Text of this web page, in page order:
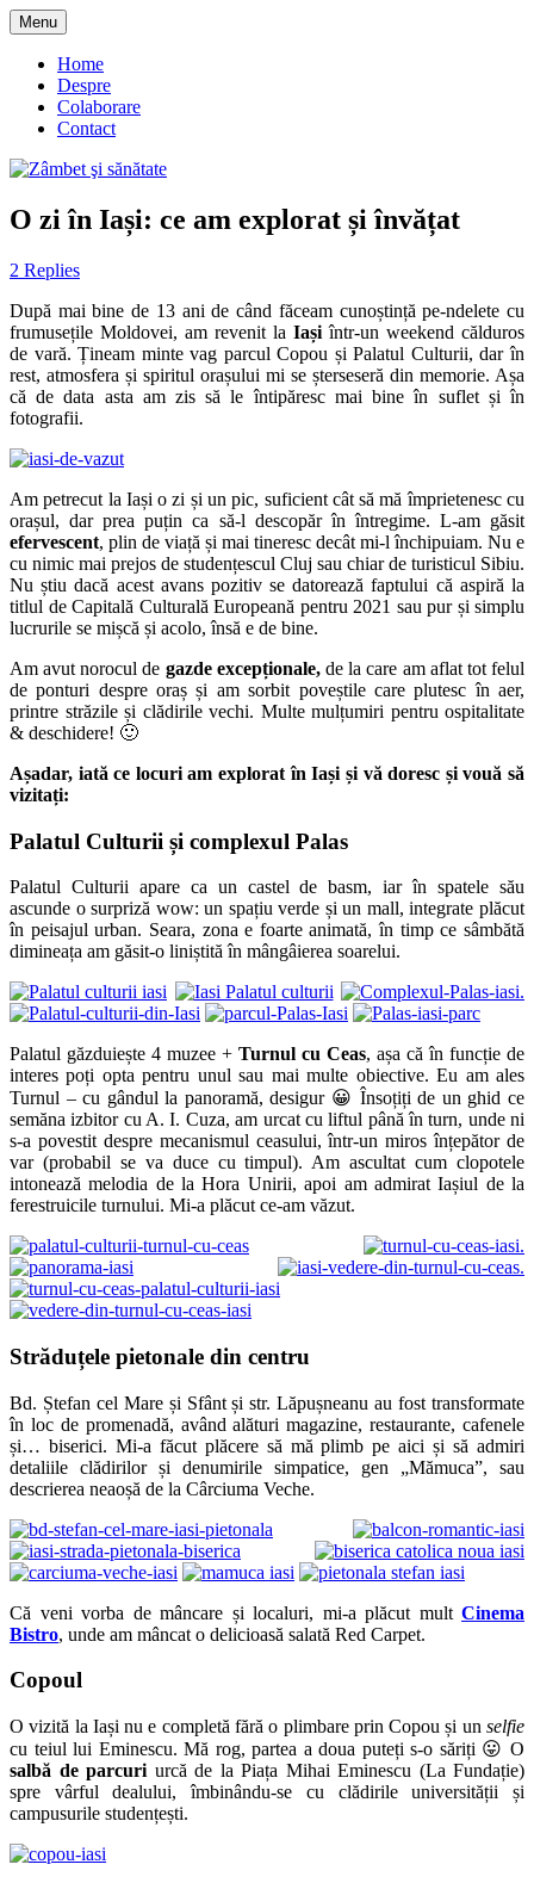
Skip
to
content
Zâmbet şi sănătate
Menu
Home
Despre
Colaborare
Contact
O zi în Iași: ce am explorat și învățat
2 Replies
După mai bine de 13 ani de când făceam cunoștință pe-ndelete cu
frumusețile Moldovei, am revenit la Iași într-un weekend călduros
de vară. Țineam minte vag parcul Copou și Palatul Culturii, dar în
rest, atmosfera și spiritul orașului mi se șterseseră din memorie. Așa
că de data asta am zis să le întipăresc mai bine în suflet și în
fotografii.
Am petrecut la Iași o zi și un pic, suficient cât să mă împrietenesc cu
orașul, dar prea puțin ca să-l descopăr în întregime. L-am găsit
efervescent, plin de viață și mai tineresc decât mi-l închipuiam. Nu e
cu nimic mai prejos de studențescul Cluj sau chiar de turisticul Sibiu.
Nu știu dacă acest avans pozitiv se datorează faptului că aspiră la
titlul de Capitală Culturală Europeană pentru 2021 sau pur și simplu
lucrurile se mișcă și acolo, însă e de bine.
Am avut norocul de gazde excepționale,de la care am aflat tot felul
de ponturi despre oraș și am sorbit poveștile care plutesc în aer,
printre străzile și clădirile vechi. Multe mulțumiri pentru ospitalitate
& deschidere! 🙂
Așadar, iată ce locuri am explorat în Iași și vă doresc și vouă să
vizitați:
Palatul Culturii și complexul Palas
Palatul Culturii apare ca un castel de basm, iar în spatele său
ascunde o surpriză wow: un spațiu verde și un mall, integrate plăcut
în peisajul urban. Seara, zona e foarte animată, în timp ce sâmbătă
dimineața am găsit-o liniștită în mângâierea soarelui.
Palatul găzduiește 4 muzee + Turnul cu Ceas, așa că în funcție de
interes poți opta pentru unul sau mai multe obiective. Eu am ales
Turnul – cu gândul la panoramă, desigur 😀 Însoțiți de un ghid ce
semăna izbitor cu A. I. Cuza, am urcat cu liftul până în turn, unde ni
s-a povestit despre mecanismul ceasului, într-un miros înțepător de
var (probabil se va duce cu timpul). Am ascultat cum clopotele
intonează melodia de la Hora Unirii, apoi am admirat Iașiul de la
ferestruicile turnului. Mi-a plăcut ce-am văzut.
Străduțele pietonale din centru
Bd. Ștefan cel Mare și Sfânt și str. Lăpușneanu au fost transformate
în loc de promenadă, având alături magazine, restaurante, cafenele
și… biserici. Mi-a făcut plăcere să mă plimb pe aici și să admiri
detaliile clădirilor și denumirile simpatice, gen „Mămuca”, sau
descrierea neaoșă de la Cârciuma Veche.
Că veni vorba de mâncare și localuri, mi-a plăcut mult Cinema
Bistro, unde am mâncat o delicioasă salată Red Carpet.
Copoul
O vizită la Iași nu e completă fără o plimbare prin Copou și un selfie
cu teiul lui Eminescu. Mă rog, partea a doua puteți s-o săriți 😛 O
salbă de parcuri urcă de la Piața Mihai Eminescu (La Fundație)
spre vârful dealului, îmbinându-se cu clădirile universității și
campusurile studențești.